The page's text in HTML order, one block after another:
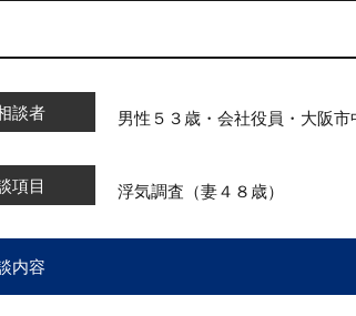
談者 男性５３歳・会社役員・大阪市
項目 浮気調査（妻４８歳）
内容